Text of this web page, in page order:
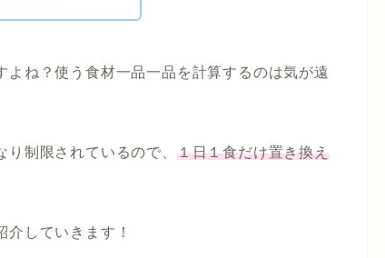
ね？使う食材一品一品を計算するのは気が遠
制限されているので、 １日１食だけ置き換え
していきます！